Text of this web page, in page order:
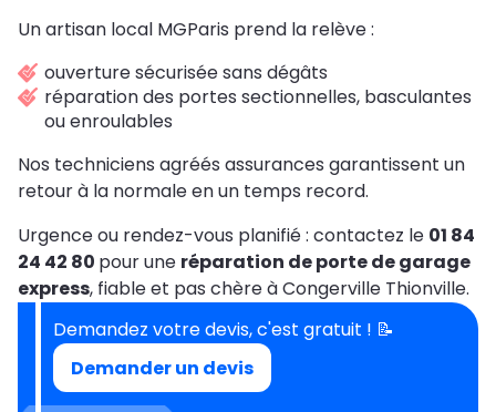
Un artisan local MGParis prend la relève :
ouverture sécurisée sans dégâts
réparation des portes sectionnelles, basculantes
ou enroulables
Nos techniciens agréés assurances garantissent un
retour à la normale en un temps record.
Urgence ou rendez-vous planifié : contactez le 01 84
24 42 80 pour une réparation de porte de garage
express, fiable et pas chère à Congerville Thionville.
Demandez votre devis, c'est gratuit ! 📝
Demander un devis